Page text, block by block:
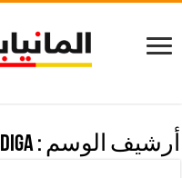
أرشيف الوسم :DiGA